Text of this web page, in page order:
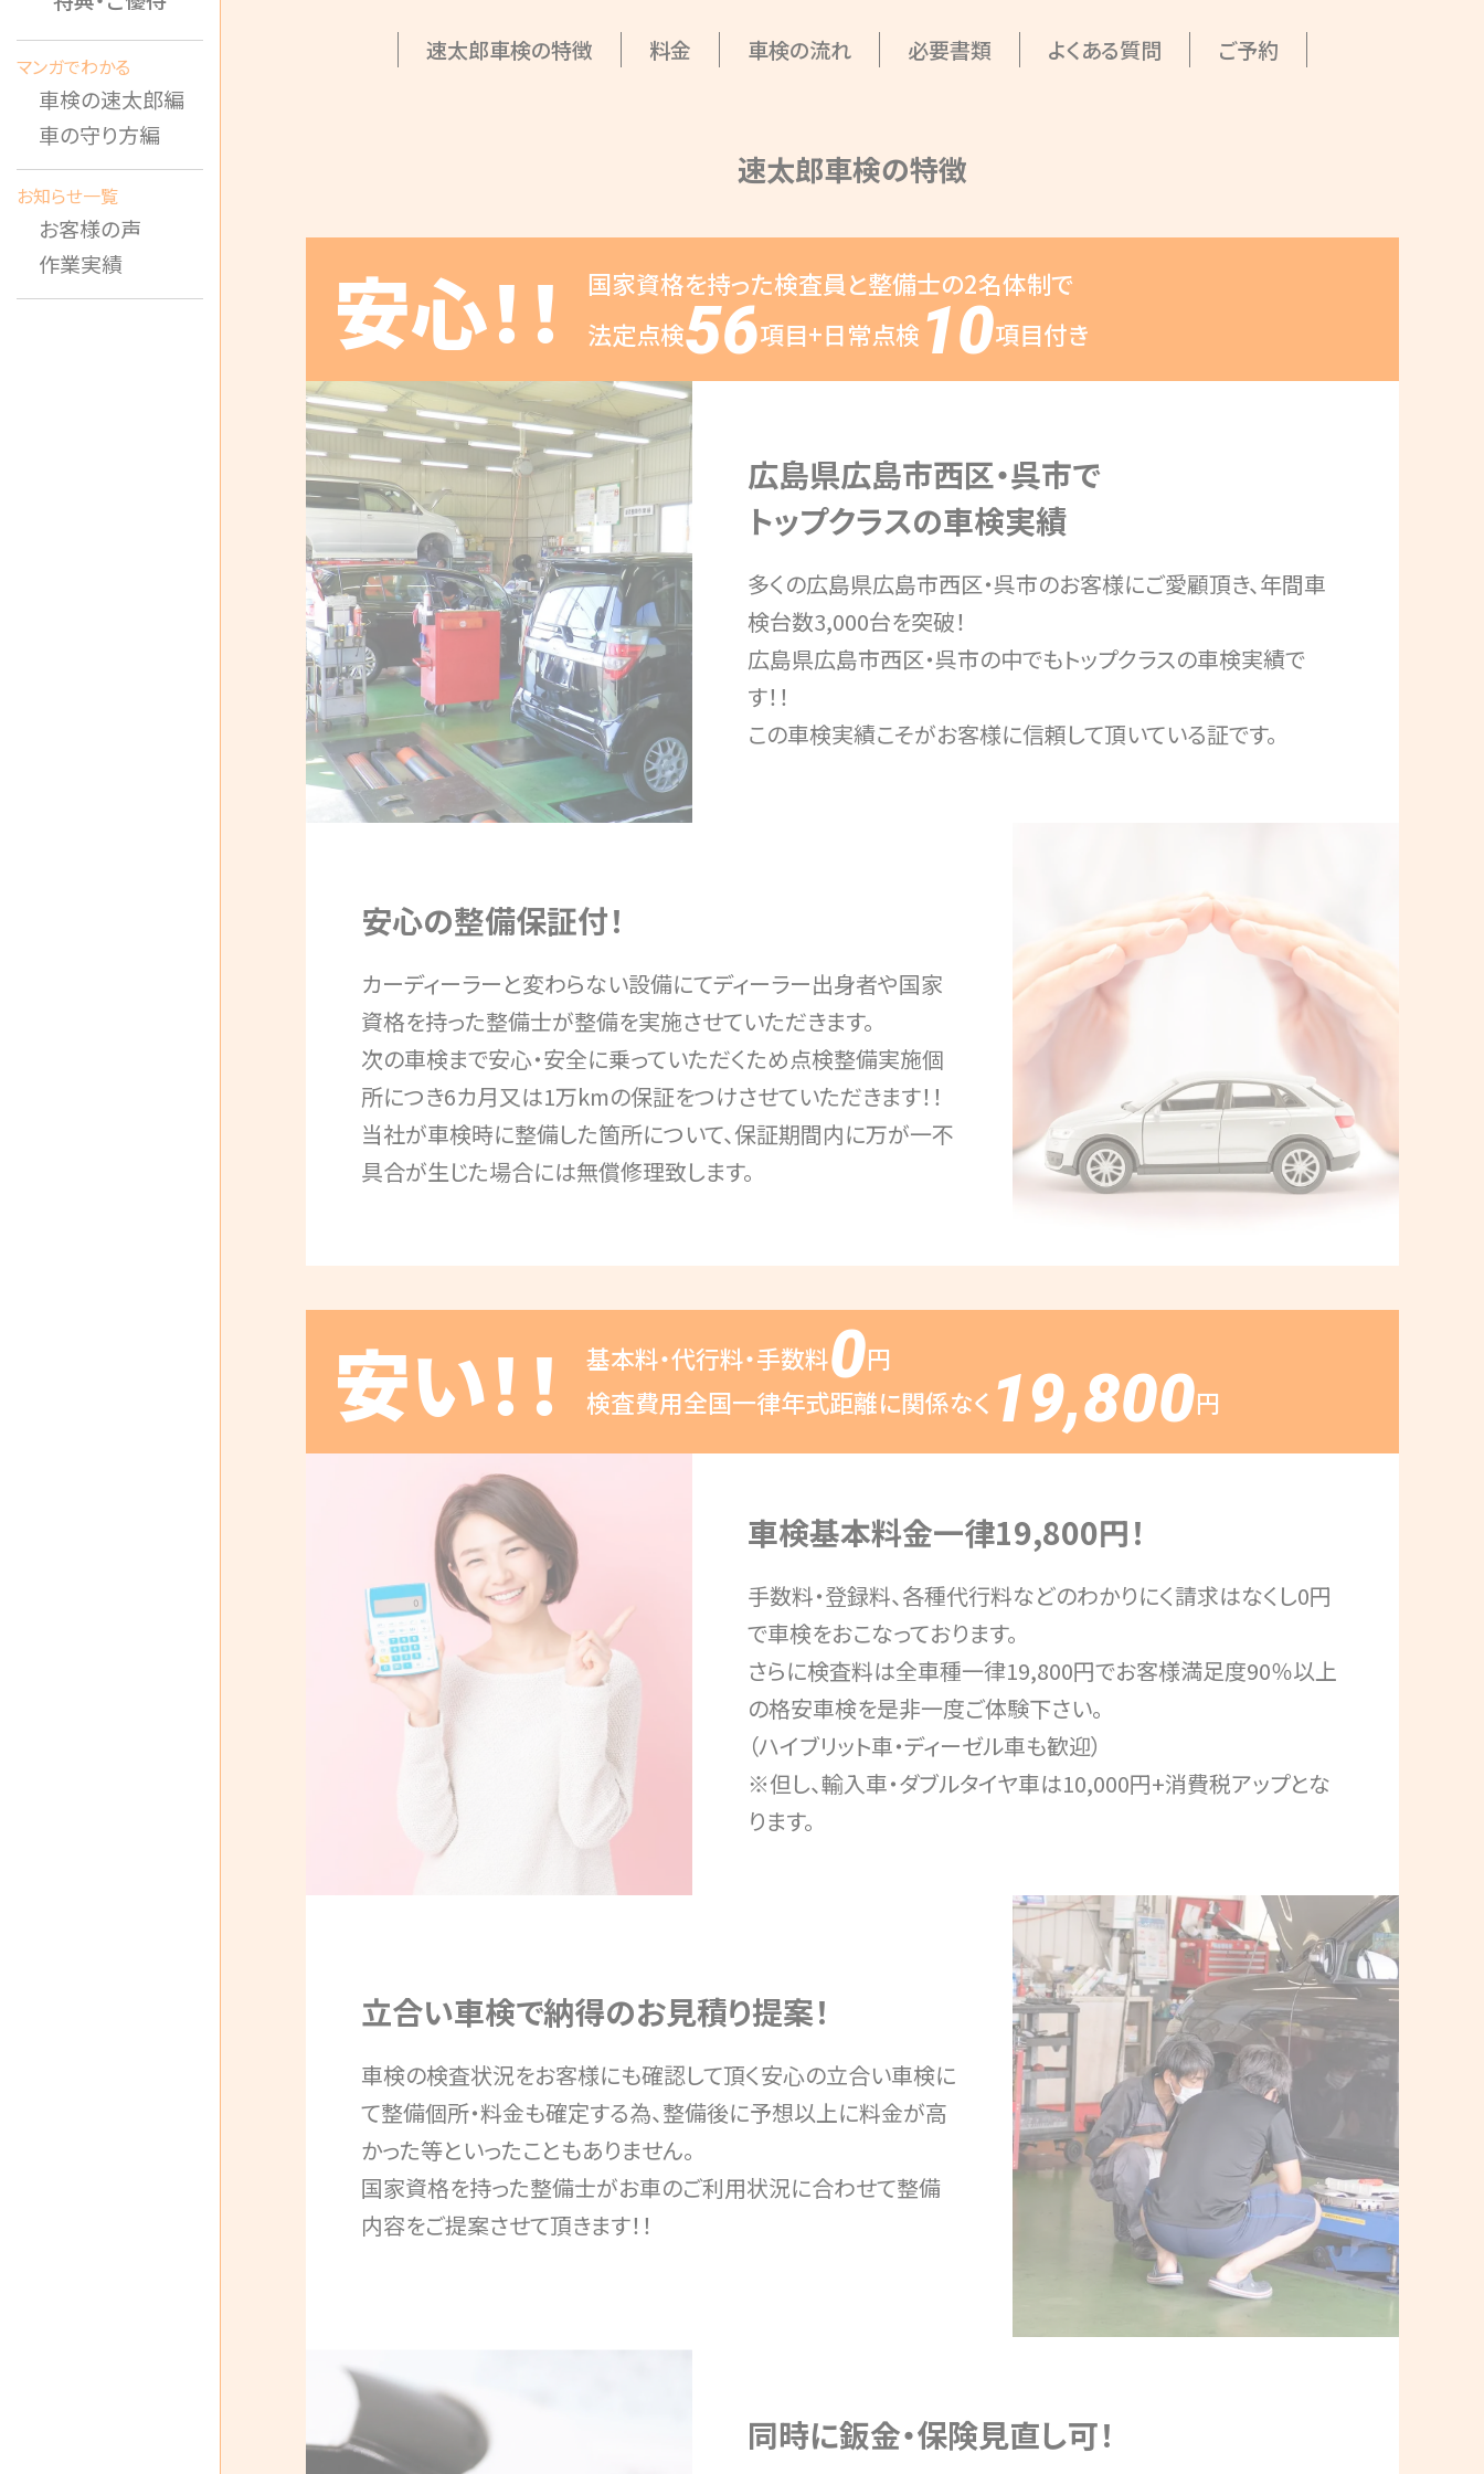
マンガでわかる
車検の速太郎編
車の守り方編
お知らせ一覧
お客様の声
作業実績
速太郎車検の特徴 料金 車検の流れ 必要書類 よくある質問 ご予約
速太郎車検の特徴
安心！！ 国家資格を持った検査員と整備士の2名体制で
法定点検56項目+日常点検 10項目付き
広島県広島市西区・呉市で
トップクラスの車検実績
多くの広島県広島市西区・呉市のお客様にご愛顧頂き、年間車
検台数3,000台を突破！
広島県広島市西区・呉市の中でもトップクラスの車検実績で
す！！
この車検実績こそがお客様に信頼して頂いている証です。
安心の整備保証付！
カーディーラーと変わらない設備にてディーラー出身者や国家
資格を持った整備士が整備を実施させていただきます。
次の車検まで安心・安全に乗っていただくため点検整備実施個
所につき6カ月又は1万kmの保証をつけさせていただきます！！
当社が車検時に整備した箇所について、保証期間内に万が一不
具合が生じた場合には無償修理致します。
安い！！ 基本料・代行料・手数料0円
検査費用全国一律年式距離に関係なく 19,800円
車検基本料金一律19,800円！
手数料・登録料、各種代行料などのわかりにく請求はなくし0円
で車検をおこなっております。
さらに検査料は全車種一律19,800円でお客様満足度90％以上
の格安車検を是非一度ご体験下さい。
（ハイブリット車・ディーゼル車も歓迎）
※但し、輸入車・ダブルタイヤ車は10,000円+消費税アップとな
ります。
立合い車検で納得のお見積り提案！
車検の検査状況をお客様にも確認して頂く安心の立合い車検に
て整備個所・料金も確定する為、整備後に予想以上に料金が高
かった等といったこともありません。
国家資格を持った整備士がお車のご利用状況に合わせて整備
内容をご提案させて頂きます！！
同時に鈑金・保険見直し可！